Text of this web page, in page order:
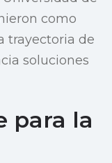
como
trayectoria de
soluciones
para la